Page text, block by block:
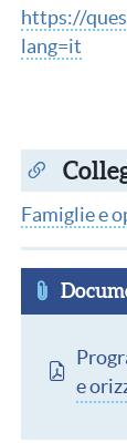
https://
lang=it
Famiglie e
e